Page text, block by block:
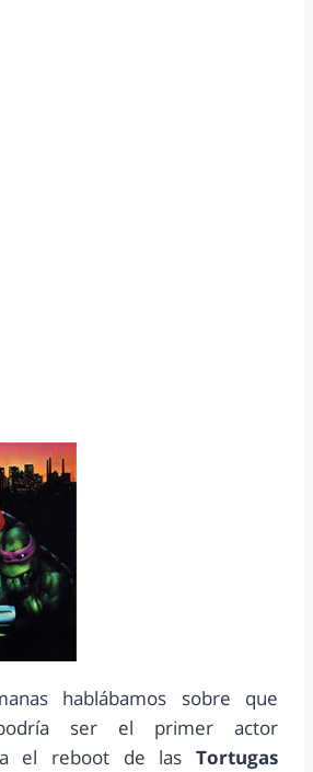
hablábamos sobre que
ser el primer actor
el reboot de las Tortugas